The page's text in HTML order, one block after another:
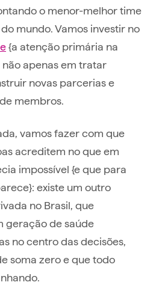
o menor-melhor time
mundo. Vamos investir no
{a atenção primária na
não apenas em tratar
novas parcerias e
membros.
vamos fazer com que
acreditem no que em
impossível {e que para
existe um outro
no Brasil, que
geração de saúde
no centro das decisões,
soma zero e que todo